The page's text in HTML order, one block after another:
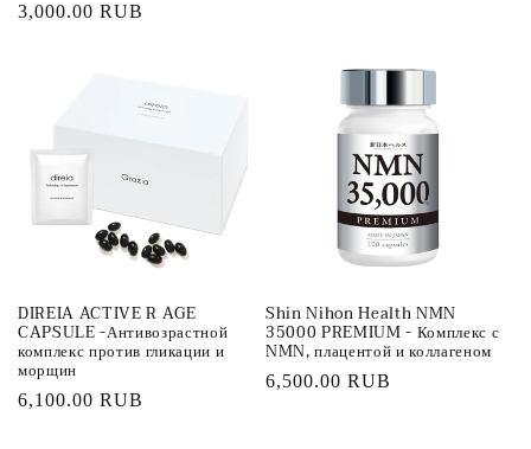
Обычная
3,000.00 RUB
DIREIA ACTIVE R AGE
CAPSULE -Антивозрастной
комплекс против гликации и
морщин
Обычная
6,100.00 RUB
Shin Nihon Health NMN
35000 PREMIUM - Комплекс с
NMN, плацентой и коллагеном
Обычная
6,500.00 RUB